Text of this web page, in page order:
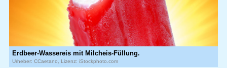
Erdbeer-Wassereis mit Milcheis-Füllung.
Urheber: CCaetano, Lizenz: iStockphoto.com